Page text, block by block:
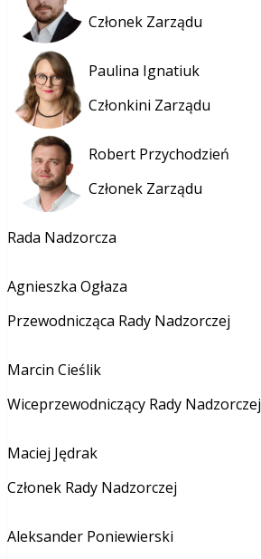
Członek Zarządu
Paulina Ignatiuk
Członkini Zarządu
Robert Przychodzień
Członek Zarządu
Rada Nadzorcza
Agnieszka Ogłaza
Przewodnicząca Rady Nadzorczej
Marcin Cieślik
Wiceprzewodniczący Rady Nadzorczej
Maciej Jędrak
Członek Rady Nadzorczej
Aleksander Poniewierski